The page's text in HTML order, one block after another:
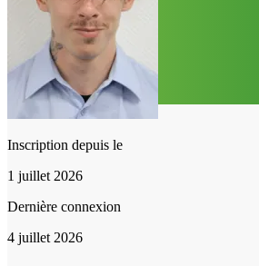
Inscription depuis le
1 juillet 2026
Dernière connexion
4 juillet 2026